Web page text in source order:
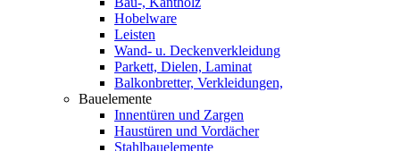
Hobelware
Leisten
Wand- u. Deckenverkleidung
Parkett, Dielen, Laminat
Balkonbretter, Verkleidungen,
Bauelemente
Innentüren und Zargen
Haustüren und Vordächer
Stahlbauelemente